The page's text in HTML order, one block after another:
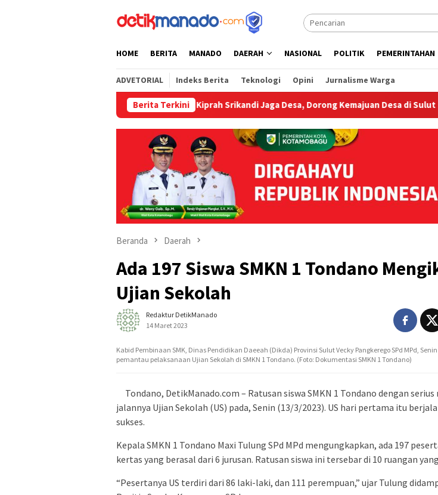
HOME BERITA MANADO DAERAH NASIONAL POLITIK PEMERINTAHAN
ADVETORIAL Indeks Berita Teknologi Opini Jurnalisme Warga
Berita Terkini
Rendy Mangkat Dukung Kiprah Srikandi Jaga Desa, Dorong Kemajuan Desa di Sulut Weny
Beranda Daerah
Ada 197 Siswa SMKN 1 Tondano
Ujian Sekolah
Redaktur DetikManado
14 Maret 2023
Kabid Pembinaan SMK, Dinas Pendidikan Daeeah (Dikda) Provinsi Sulut Vecky Pangkerego SPd MPd,
pemantau pelaksanaan Ujian Sekolah di SMKN 1 Tondano. (Foto: Dokumentasi SMKN 1 Tondano)
Tondano, DetikManado.com – Ratusan siswa SMKN 1 Tondano dengan
jalannya Ujian Sekolah (US) pada, Senin (13/3/2023). US hari pertama itu
sukses.
Kepala SMKN 1 Tondano Maxi Tulung SPd MPd mengungkapkan, ada 197
kertas yang berasal dari 6 jurusan. Ratusan siswa ini tersebar di 10 ruangan
“Pesertanya US terdiri dari 86 laki-laki, dan 111 perempuan,” ujar Tulung